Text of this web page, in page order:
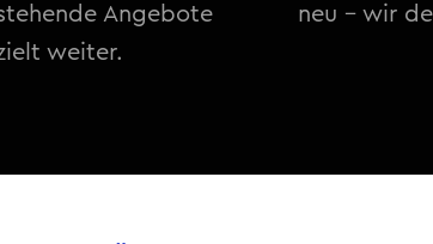
Angebote
weiter.
neu – wir